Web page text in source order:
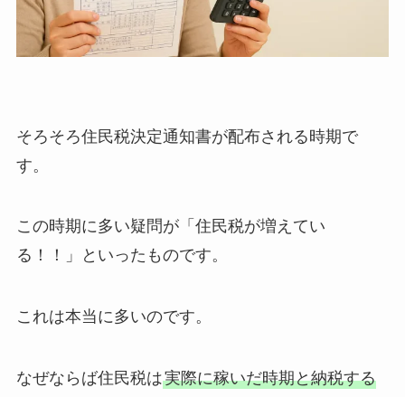
そろそろ住民税決定通知書が配布される時期で
す。
この時期に多い疑問が「住民税が増えてい
る！！」といったものです。
これは本当に多いのです。
なぜならば住民税は実際に稼いだ時期と納税する